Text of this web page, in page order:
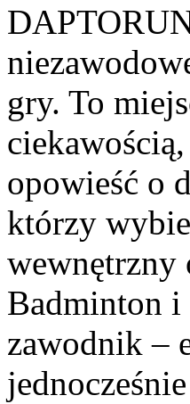
gry. To
opowieść o
którzy
wewnętrzny
Badminton i
zawodnik –